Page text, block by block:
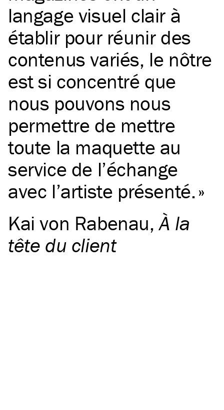
langage visuel clair à
établir pour réunir des
contenus variés, le nôtre
est si concentré que
nous pouvons nous
permettre de mettre
toute la maquette au
service de l’échange
avec l’artiste présenté.
Kai von Rabenau,À la
tête du client